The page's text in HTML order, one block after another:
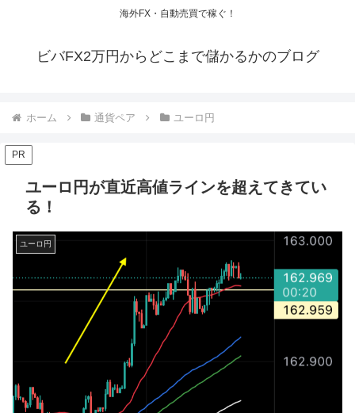
海外FX・自動売買で稼ぐ！
ビバFX2万円からどこまで儲かるかのブログ
ホーム 通貨ペア ユーロ円
PR
ユーロ円が直近高値ラインを超えてきてい
る！
ユーロ円